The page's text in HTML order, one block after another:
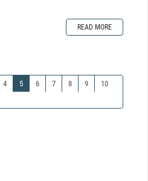
READ MORE
4 5 6 7 8 9
10